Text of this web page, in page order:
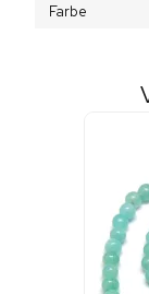
Farbe